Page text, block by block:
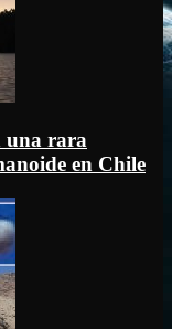
una rara
en Chile